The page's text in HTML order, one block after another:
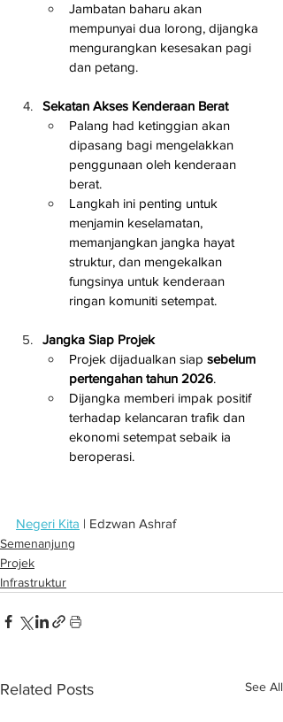
Jambatan baharu akan
mempunyai dua lorong, dijangka
mengurangkan kesesakan pagi
dan petang.
Sekatan Akses Kenderaan Berat
Palang had ketinggian akan
dipasang bagi mengelakkan
penggunaan oleh kenderaan
berat.
Langkah ini penting untuk
menjamin keselamatan,
memanjangkan jangka hayat
struktur, dan mengekalkan
fungsinya untuk kenderaan
ringan komuniti setempat.
Jangka Siap Projek
Projek dijadualkan siap sebelum
pertengahan tahun 2026.
Dijangka memberi impak positif
terhadap kelancaran trafik dan
ekonomi setempat sebaik ia
beroperasi.
Negeri Kita | Edzwan Ashraf
Semenanjung
Projek
Infrastruktur
Related Posts See All